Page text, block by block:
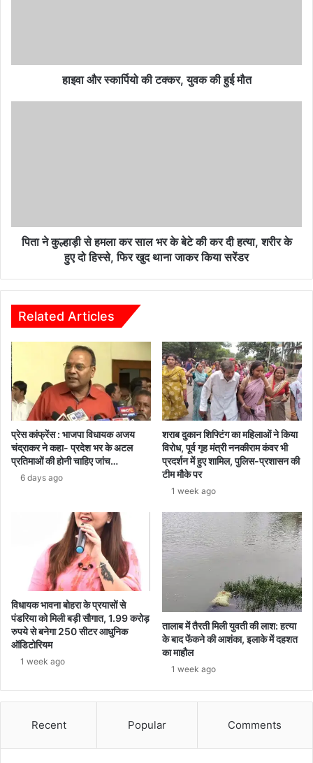
मौत
हाइवा और स्कार्पियो की टक्कर, युवक की हुई मौत
के
शरीर
के
हुए
दो
हिस्से,
फिर
खुद
थाना
जाकर
किया
सरेंडर
पिता ने कुल्हाड़ी से हमला कर साल भर के बेटे की कर दी हत्या, शरीर के
हुए दो हिस्से, फिर खुद थाना जाकर किया सरेंडर
Related Articles
प्रेस कांफ्रेंस : भाजपा विधायक अजय
चंद्राकर ने कहा- प्रदेश भर के अटल
प्रतिमाओं की होनी चाहिए जांच…
6 days ago
शराब दुकान शिफ्टिंग का महिलाओं ने किया
विरोध, पूर्व गृह मंत्री ननकीराम कंवर भी
प्रदर्शन में हुए शामिल, पुलिस-प्रशासन की
टीम मौके पर
1 week ago
विधायक भावना बोहरा के प्रयासों से
पंडरिया को मिली बड़ी सौगात, 1.99 करोड़
रुपये से बनेगा 250 सीटर आधुनिक
ऑडिटोरियम
1 week ago
तालाब में तैरती मिली युवती की लाश: हत्या
के बाद फेंकने की आशंका, इलाके में दहशत
का माहौल
1 week ago
Recent Popular Comments